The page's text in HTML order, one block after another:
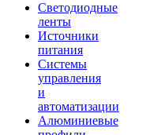
Светодиодные
ленты
Источники
питания
Системы
управления
и
автоматизации
Алюминиевые